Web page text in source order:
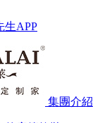
生APP
集團介紹